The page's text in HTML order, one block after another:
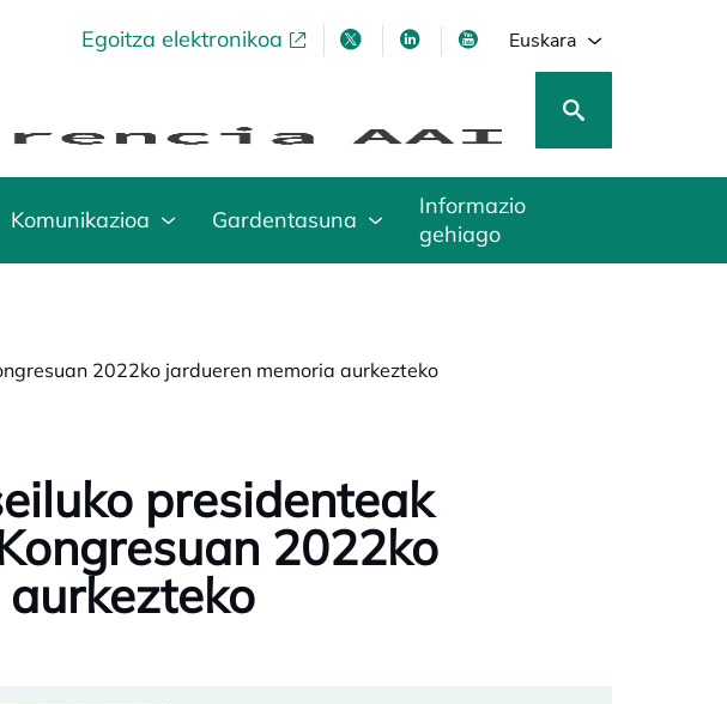
Egoitza elektronikoaopens in a new tabopens in a new tab
opens in a new tab
opens in a new tab
Euskara
Komunikazioa Gardentasuna
Informazio
gehiago
2022ko jardueren memoria aurkezteko
presidenteak
2022ko